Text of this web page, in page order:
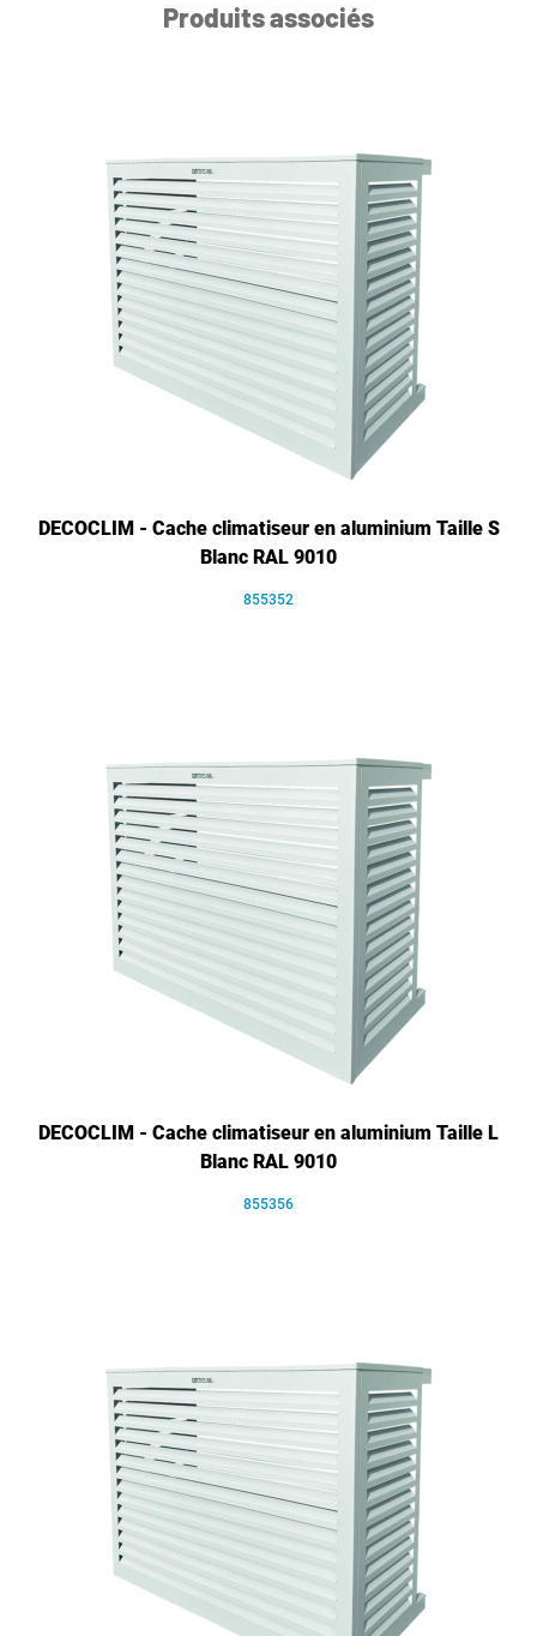
Produits associés
DECOCLIM - Cache climatiseur en aluminium Taille S
Blanc RAL 9010
855352
DECOCLIM - Cache climatiseur en aluminium Taille L
Blanc RAL 9010
855356